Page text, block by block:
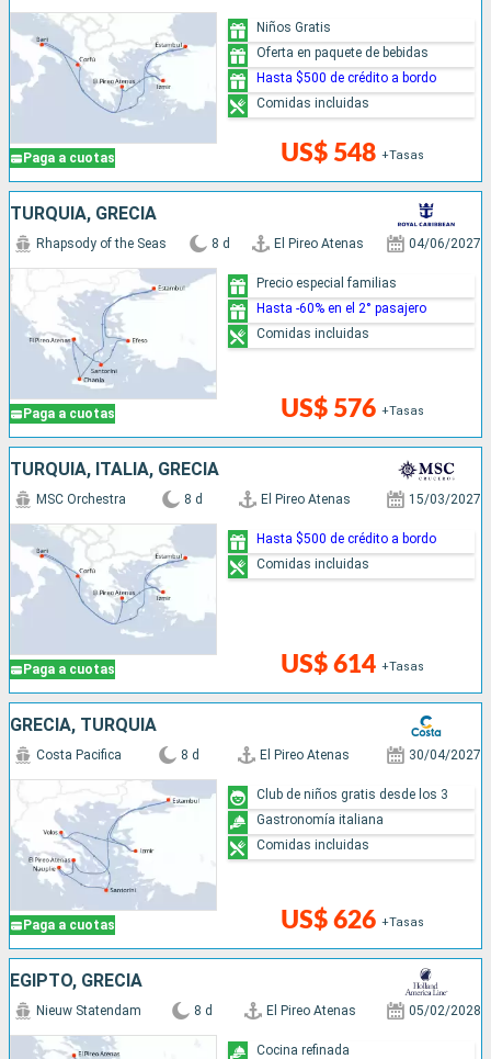
Paga a cuotas US$ 548 +Tasas
Niños Gratis
Oferta en paquete de bebidas
Hasta $500 de crédito a bordo
Comidas incluidas
TURQUÍA, GRECIA
Paga a cuotas
Rhapsody of the Seas 8 d El Pireo Atenas 04/06/2027
US$ 576 +Tasas
Precio especial familias
Hasta -60% en el 2° pasajero
Comidas incluidas
TURQUÍA, ITALIA, GRECIA
Paga a cuotas
MSC Orchestra 8 d El Pireo Atenas 15/03/2027
US$ 614 +Tasas
Hasta $500 de crédito a bordo
Comidas incluidas
GRECIA, TURQUÍA
Paga a cuotas
Costa Pacifica 8 d El Pireo Atenas 30/04/2027
US$ 626 +Tasas
Club de niños gratis desde los 3
Gastronomía italiana
Comidas incluidas
EGIPTO, GRECIA
Nieuw Statendam 8 d El Pireo Atenas 05/02/2028
Cocina refinada